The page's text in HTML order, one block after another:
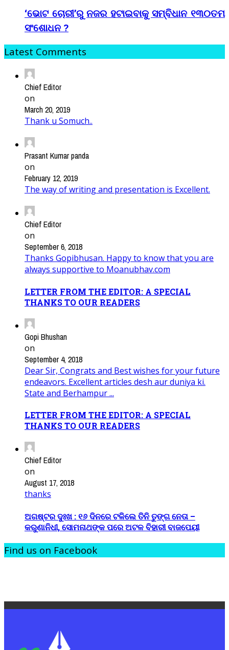
‘ଭୋଟ ଚୋରୀ’ରୁ ନଜର ହଟାଇବାକୁ ସମ୍ବିଧାନ ୧୩୦ତମ
ସଂଶୋଧନ ?
Latest Comments
Chief Editor
on
March 20, 2019
Thank u Somuch..
Prasant Kumar panda
on
February 12, 2019
The way of writing and presentation is Excellent.
Chief Editor
on
September 6, 2018
Thanks Gopibhusan. Happy to know that you are
always supportive to Moanubhav.com
LETTER FROM THE EDITOR: A SPECIAL
THANKS TO OUR READERS
Gopi Bhushan
on
September 4, 2018
Dear Sir, Congrats and Best wishes for your future
endeavors. Excellent articles desh aur duniya ki.
State and Berhampur ...
LETTER FROM THE EDITOR: A SPECIAL
THANKS TO OUR READERS
Chief Editor
on
August 17, 2018
thanks
ଅଗଷ୍ଟର ଦୁଃଖ : ୧୬ ଦିନରେ ଟଳିଲେ ତିନି ତୁଙ୍ଗ ନେତା –
କରୁଣାନିଧୀ, ସୋମନାଥଙ୍କ ପରେ ଅଟଳ ବିହାରୀ ବାଜପେୟୀ
Find us on Facebook